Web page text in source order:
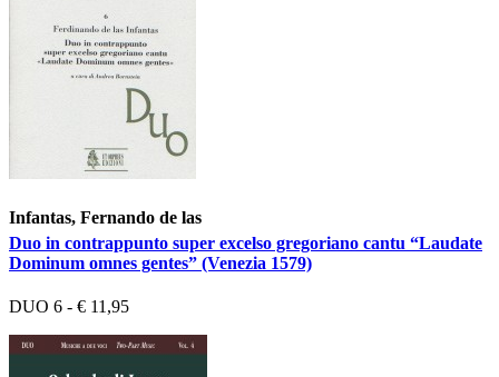
Infantas, Fernando de las
Duo in contrappunto super excelso gregoriano cantu “Laudate
Dominum omnes gentes” (Venezia 1579)
DUO 6 - € 11,95